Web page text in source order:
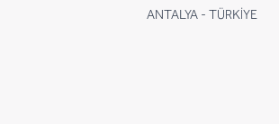
ANTALYA - TÜRKİYE